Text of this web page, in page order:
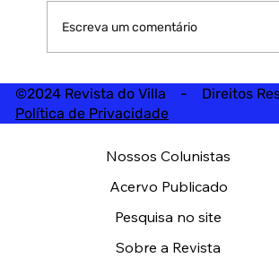
Escreva um comentário
©2024 Revista do Villa - Direitos
Política de Privacidade
Nossos Colunistas
Acervo Publicado
Pesquisa no site
Sobre a Revista